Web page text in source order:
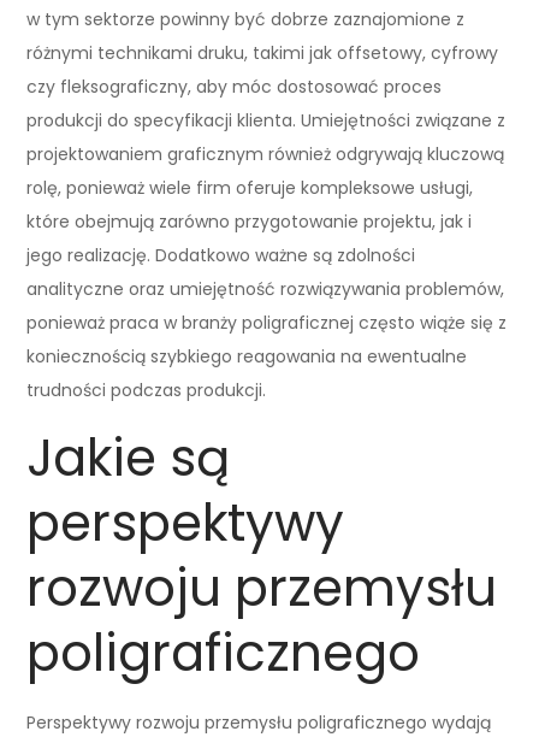
w tym sektorze powinny być dobrze zaznajomione z
różnymi technikami druku, takimi jak offsetowy, cyfrowy
czy fleksograficzny, aby móc dostosować proces
produkcji do specyfikacji klienta. Umiejętności związane z
projektowaniem graficznym również odgrywają kluczową
rolę, ponieważ wiele firm oferuje kompleksowe usługi,
które obejmują zarówno przygotowanie projektu, jak i
jego realizację. Dodatkowo ważne są zdolności
analityczne oraz umiejętność rozwiązywania problemów,
ponieważ praca w branży poligraficznej często wiąże się z
koniecznością szybkiego reagowania na ewentualne
trudności podczas produkcji.
Jakie są
perspektywy
rozwoju przemysłu
poligraficznego
Perspektywy rozwoju przemysłu poligraficznego wydają